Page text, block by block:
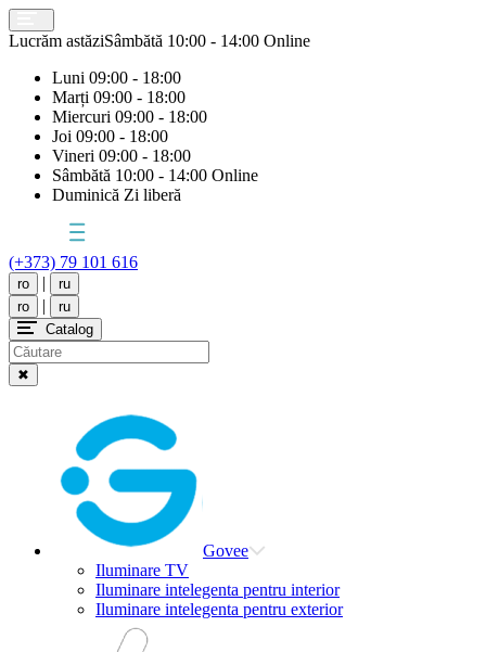
Lucrăm astăziSâmbătă 10:00 - 14:00 Online
Luni 09:00 - 18:00
Marți 09:00 - 18:00
Miercuri 09:00 - 18:00
Joi 09:00 - 18:00
Vineri 09:00 - 18:00
Sâmbătă 10:00 - 14:00 Online
Duminică Zi liberă
(+373) 79 101 616
ro |
ru
ro
|
ru
Catalog
✖
Govee
Iluminare TV
Iluminare intelegenta pentru interior
Iluminare intelegenta pentru exterior